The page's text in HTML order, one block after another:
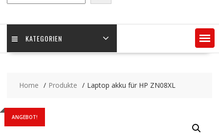
KATEGORIEN
Home Produkte Laptop akku für HP ZN08XL
ANGEBOT!